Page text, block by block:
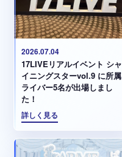
2026.07.04
17LIVEリアルイベント シャ
イニングスターvol.9 に所属
ライバー5名が出場しまし
た！
詳しく見る